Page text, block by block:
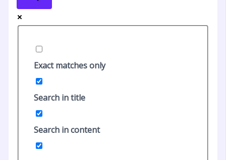
Exact matches only
Search in title
Search in content